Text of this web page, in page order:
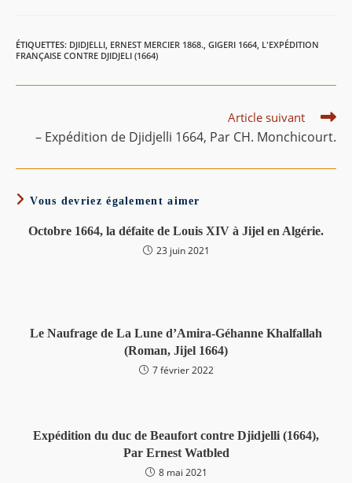
ÉTIQUETTES: DJIDJELLI ERNEST MERCIER 1868. GIGERI 1664 L'EXPÉDITION
FRANÇAISE CONTRE DJIDJELI (1664)
articles
Article suivant
– Expédition de Djidjelli 1664, Par CH. Monchicourt.
Vous devriez également aimer
Octobre 1664, la défaite de Louis XIV à Jijel en Algérie.
23 juin 2021
Le Naufrage de La Lune d’Amira-Géhanne Khalfallah
(Roman, Jijel 1664)
7 février 2022
Expédition du duc de Beaufort contre Djidjelli (1664),
Par Ernest Watbled
8 mai 2021